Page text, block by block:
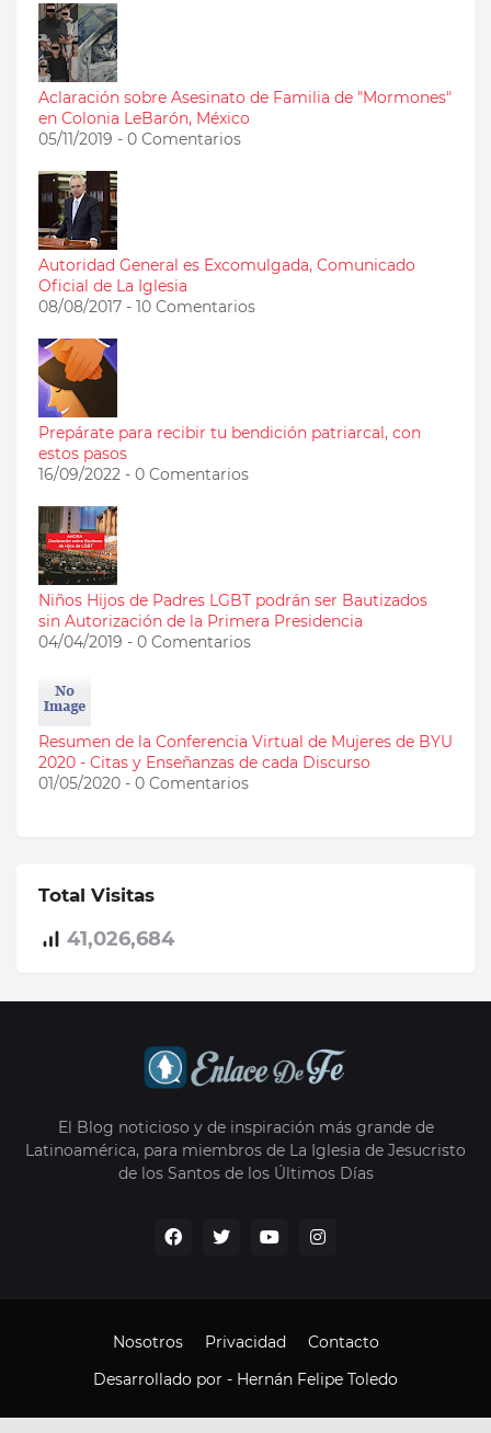
Aclaración sobre Asesinato de Familia de "Mormones"
en Colonia LeBarón, México
05/11/2019 - 0 Comentarios
Autoridad General es Excomulgada, Comunicado
Oficial de La Iglesia
08/08/2017 - 10 Comentarios
Prepárate para recibir tu bendición patriarcal, con
estos pasos
16/09/2022 - 0 Comentarios
Niños Hijos de Padres LGBT podrán ser Bautizados
sin Autorización de la Primera Presidencia
04/04/2019 - 0 Comentarios
Resumen de la Conferencia Virtual de Mujeres de BYU
2020 - Citas y Enseñanzas de cada Discurso
01/05/2020 - 0 Comentarios
Total Visitas
41,026,684
El Blog noticioso y de inspiración más grande de
Latinoamérica, para miembros de La Iglesia de Jesucristo
de los Santos de los Últimos Días
Desarrollado por - Hernán Felipe Toledo
Nosotros Privacidad Contacto